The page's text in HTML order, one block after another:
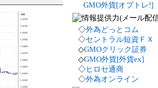
GMO外貨[オプトレ!]
◇外為どっとコム
◇セントラル短資ＦＸ
◇GMOクリック証券
◇GMO外貨[外貨ex]
◇ヒロセ通商
◇外為オンライン